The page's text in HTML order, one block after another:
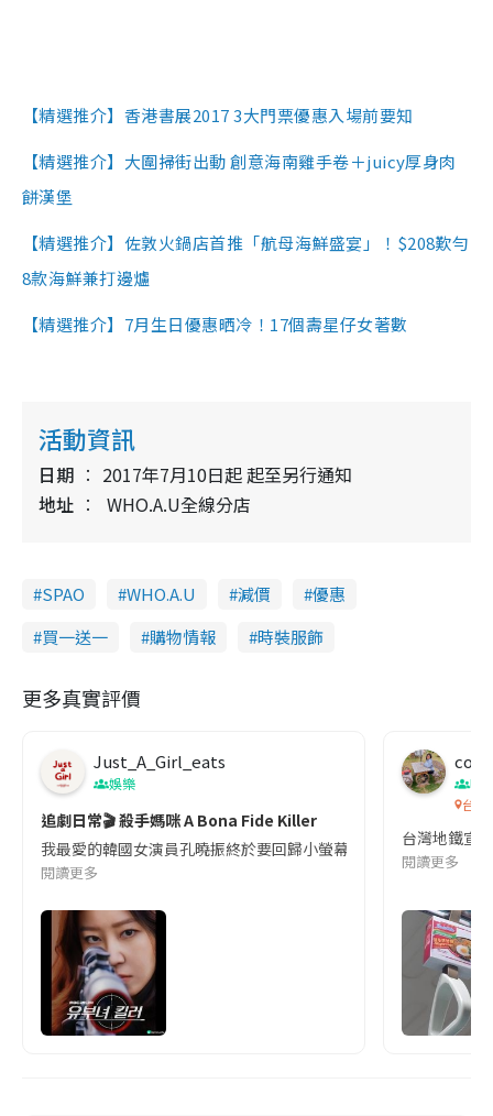
【精選推介】香港書展2017 3大門票優惠入場前要知
【精選推介】大圍掃街出動 創意海南雞手卷＋juicy厚身肉
餅漢堡
【精選推介】佐敦火鍋店首推「航母海鮮盛宴」！$208歎勻
8款海鮮兼打邊爐
【精選推介】7月生日優惠晒冷！17個壽星仔女著數
活動資訊
日期
2017年7月10日起 起至另行通知
地址
WHO.A.U全線分店
SPAO WHO.A.U 減價
優惠
買一送一
購物情報 時裝服飾
更多真實評價
Just_A_Girl_eats
娛樂
追劇日常🎬 殺手媽咪 A Bona Fide Killer
我最愛的韓國女演員孔曉振終於要回歸小螢幕啦!這次的劇本改編
閱讀更多
co
吹
台灣
台灣地鐵宣
閱讀更多